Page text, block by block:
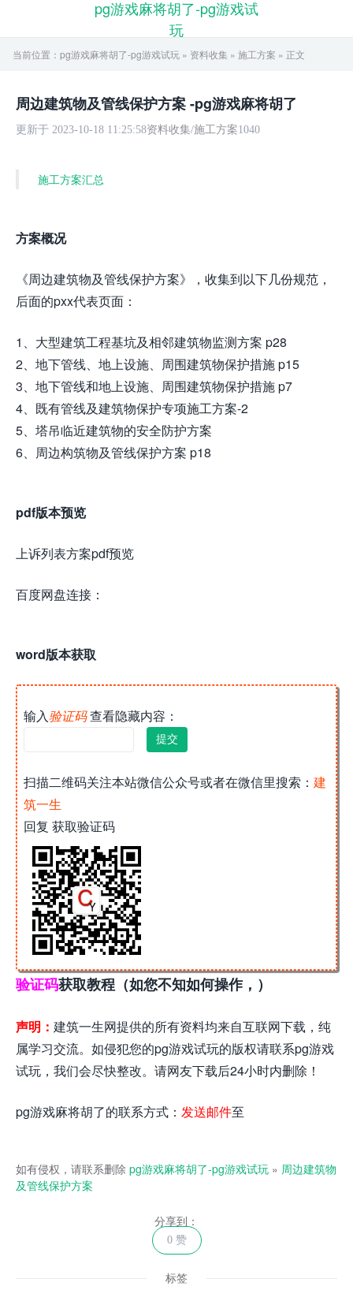
pg游戏麻将胡了-pg游戏试
玩
当前位置： pg游戏麻将胡了-pg游戏试玩 » 资料收集 » 施工方案 » 正文
周边建筑物及管线保护方案 -pg游戏麻将胡了
更新于 2023-10-18 11:25:58资料收集/施工方案1040
施工方案汇总
方案概况
《周边建筑物及管线保护方案》，收集到以下几份规范，
后面的pxx代表页面：
1、大型建筑工程基坑及相邻建筑物监测方案 p28
2、地下管线、地上设施、周围建筑物保护措施 p15
3、地下管线和地上设施、周围建筑物保护措施 p7
4、既有管线及建筑物保护专项施工方案-2
5、塔吊临近建筑物的安全防护方案
6、周边构筑物及管线保护方案 p18
pdf版本预览
上诉列表方案pdf预览
百度网盘连接：
word版本获取
输入验证码查看隐藏内容：
扫描二维码关注本站微信公众号或者在微信里搜索： 建
筑一生
回复 获取验证码
验证码获取教程（如您不知如何操作，）
声明： 建筑一生网提供的所有资料均来自互联网下载，纯
属学习交流。如侵犯您的pg游戏试玩的版权请联系pg游戏
试玩，我们会尽快整改。请网友下载后24小时内删除！
pg游戏麻将胡了的联系方式： 发送邮件至
如有侵权，请联系删除 pg游戏麻将胡了-pg游戏试玩 » 周边建筑物
及管线保护方案
分享到：
0 赞
标签